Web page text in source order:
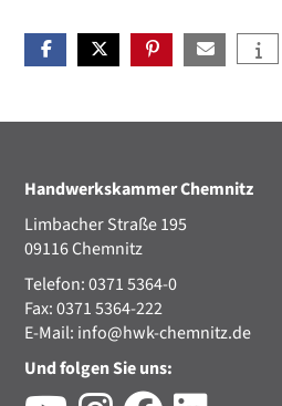
Handwerkskammer Chemnitz
Limbacher Straße 195
09116 Chemnitz
Telefon: 0371 5364-0
Fax: 0371 5364-222
E-Mail: info@hwk-chemnitz.de
Und folgen Sie uns: